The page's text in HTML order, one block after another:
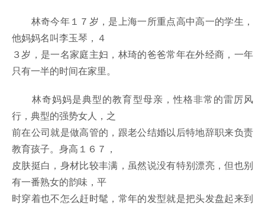
林奇今年１７岁，是上海一所重点高中高一的学生，
他妈妈名叫李玉琴，４
３岁，是一名家庭主妇，林琦的爸爸常年在外经商，一年
只有一半的时间在家里。
林奇妈妈是典型的教育型母亲，性格非常的雷厉风
行，典型的强势女人，之
前在公司就是做高管的，跟老公结婚以后特地辞职来负责
教育孩子。身高１６７，
皮肤挺白，身材比较丰满，虽然说没有特别漂亮，但也别
有一番熟女的韵味，平
时穿着也不怎么赶时髦，常年的发型就是把头发盘起来到